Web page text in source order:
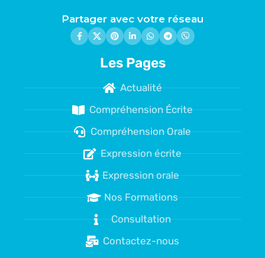
Partager avec votre réseau
Les Pages
Actualité
Compréhension Écrite
Compréhension Orale
Expression écrite
Expression orale
Nos Formations
Consultation
Contactez-nous